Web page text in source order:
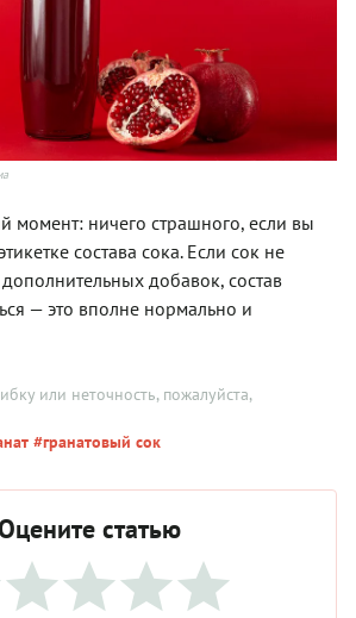
ничего страшного, если вы
состава сока. Если сок не
добавок, состав
— это вполне нормально и
или неточность, пожалуйста,
#гранатовый сок
статью